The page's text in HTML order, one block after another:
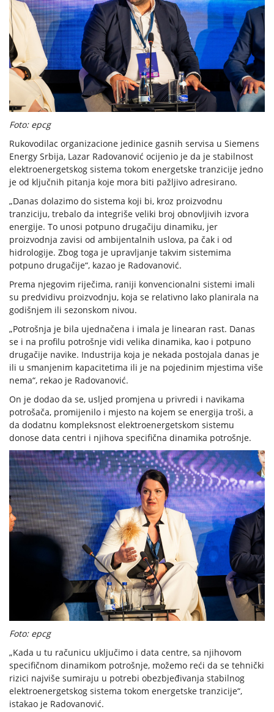
Foto: epcg
Rukovodilac organizacione jedinice gasnih servisa u Siemens
Energy Srbija, Lazar Radovanović ocijenio je da je stabilnost
elektroenergetskog sistema tokom energetske tranzicije jedno
je od ključnih pitanja koje mora biti pažljivo adresirano.
„Danas dolazimo do sistema koji bi, kroz proizvodnu
tranziciju, trebalo da integriše veliki broj obnovljivih izvora
energije. To unosi potpuno drugačiju dinamiku, jer
proizvodnja zavisi od ambijentalnih uslova, pa čak i od
hidrologije. Zbog toga je upravljanje takvim sistemima
potpuno drugačije“, kazao je Radovanović.
Prema njegovim riječima, raniji konvencionalni sistemi imali
su predvidivu proizvodnju, koja se relativno lako planirala na
godišnjem ili sezonskom nivou.
„Potrošnja je bila ujednačena i imala je linearan rast. Danas
se i na profilu potrošnje vidi velika dinamika, kao i potpuno
drugačije navike. Industrija koja je nekada postojala danas je
ili u smanjenim kapacitetima ili je na pojedinim mjestima više
nema“, rekao je Radovanović.
On je dodao da se, usljed promjena u privredi i navikama
potrošača, promijenilo i mjesto na kojem se energija troši, a
da dodatnu kompleksnost elektroenergetskom sistemu
donose data centri i njihova specifična dinamika potrošnje.
Foto: epcg
„Kada u tu računicu uključimo i data centre, sa njihovom
specifičnom dinamikom potrošnje, možemo reći da se tehnički
rizici najviše sumiraju u potrebi obezbjeđivanja stabilnog
elektroenergetskog sistema tokom energetske tranzicije“,
istakao je Radovanović.